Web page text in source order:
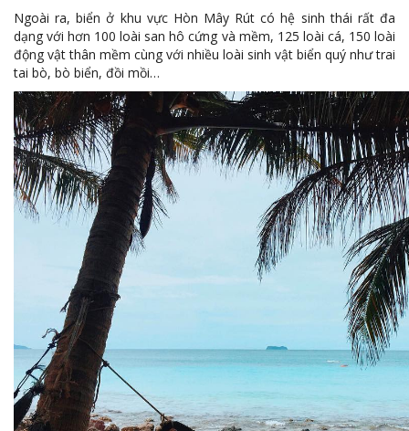
Ngoài ra, biển ở khu vực Hòn Mây Rút có hệ sinh thái rất đa
dạng với hơn 100 loài san hô cứng và mềm, 125 loài cá, 150 loài
động vật thân mềm cùng với nhiều loài sinh vật biển quý như trai
tai bò, bò biển, đồi mồi…